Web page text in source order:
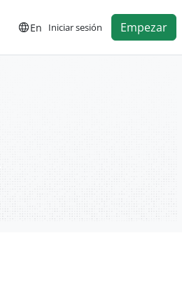
En Iniciar sesión Empezar